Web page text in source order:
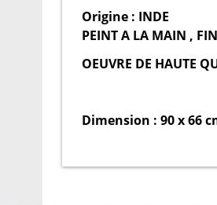
Origine : INDE
PEINT A LA MAIN ,
OEUVRE DE HAUTE
Dimension : 90 x 66